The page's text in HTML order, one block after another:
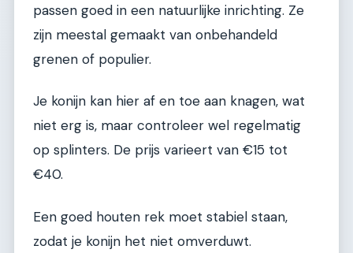
passen goed in een natuurlijke inrichting. Ze
zijn meestal gemaakt van onbehandeld
grenen of populier.
Je konijn kan hier af en toe aan knagen, wat
niet erg is, maar controleer wel regelmatig
op splinters. De prijs varieert van €15 tot
€40.
Een goed houten rek moet stabiel staan,
zodat je konijn het niet omverduwt.